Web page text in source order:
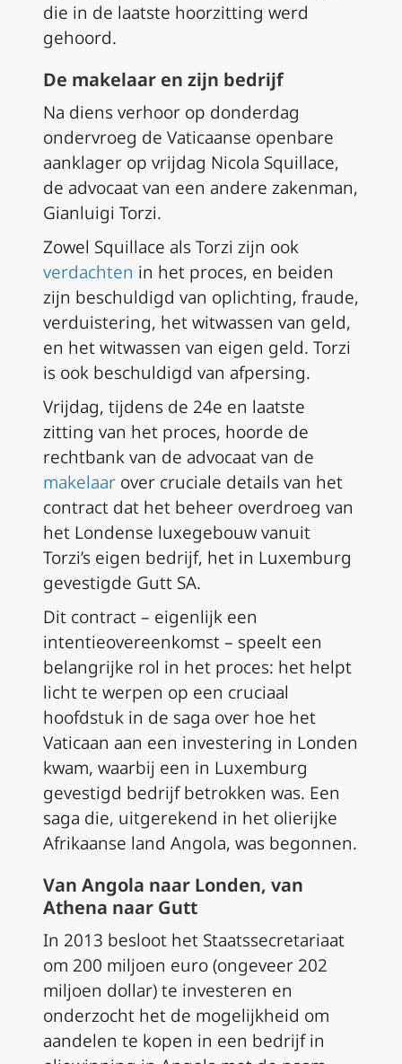
die in de laatste hoorzitting werd
gehoord.
De makelaar en zijn bedrijf
Na diens verhoor op donderdag
ondervroeg de Vaticaanse openbare
aanklager op vrijdag Nicola Squillace,
de advocaat van een andere zakenman,
Gianluigi Torzi.
Zowel Squillace als Torzi zijn ook
verdachten in het proces, en beiden
zijn beschuldigd van oplichting, fraude,
verduistering, het witwassen van geld,
en het witwassen van eigen geld. Torzi
is ook beschuldigd van afpersing.
Vrijdag, tijdens de 24e en laatste
zitting van het proces, hoorde de
rechtbank van de advocaat van de
makelaar over cruciale details van het
contract dat het beheer overdroeg van
het Londense luxegebouw vanuit
Torzi’s eigen bedrijf, het in Luxemburg
gevestigde Gutt SA.
Dit contract – eigenlijk een
intentieovereenkomst – speelt een
belangrijke rol in het proces: het helpt
licht te werpen op een cruciaal
hoofdstuk in de saga over hoe het
Vaticaan aan een investering in Londen
kwam, waarbij een in Luxemburg
gevestigd bedrijf betrokken was. Een
saga die, uitgerekend in het olierijke
Afrikaanse land Angola, was begonnen.
Van Angola naar Londen, van
Athena naar Gutt
In 2013 besloot het Staatssecretariaat
om 200 miljoen euro (ongeveer 202
miljoen dollar) te investeren en
onderzocht het de mogelijkheid om
aandelen te kopen in een bedrijf in